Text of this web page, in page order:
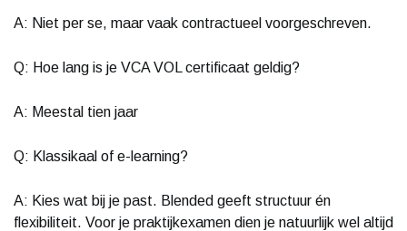
A: Niet per se, maar vaak contractueel voorgeschreven.
Q: Hoe lang is je VCA VOL certificaat geldig?
A: Meestal tien jaar
Q: Klassikaal of e-learning?
A: Kies wat bij je past. Blended geeft structuur én
flexibiliteit. Voor je praktijkexamen dien je natuurlijk wel altijd